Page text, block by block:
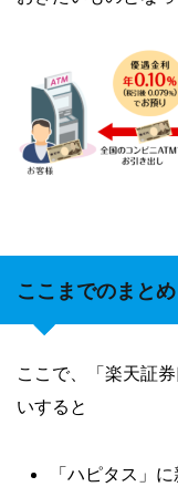
ここまでのまとめ
ここで、「楽天証
いすると
「ハピタス」